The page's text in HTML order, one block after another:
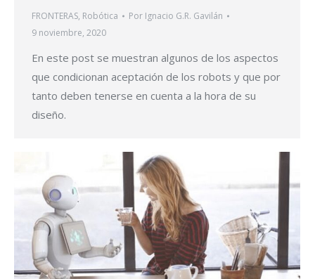
FRONTERAS, Robótica Por Ignacio G.R. Gavilán
9 noviembre, 2020
En este post se muestran algunos de los aspectos
que condicionan aceptación de los robots y que por
tanto deben tenerse en cuenta a la hora de su
diseño.